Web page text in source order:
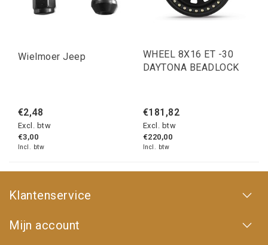
Wielmoer Jeep
€2,48
Excl. btw
€3,00
Incl. btw
WHEEL 8X16 ET -30
DAYTONA BEADLOCK
€181,82
Excl. btw
€220,00
Incl. btw
Klantenservice
Mijn account